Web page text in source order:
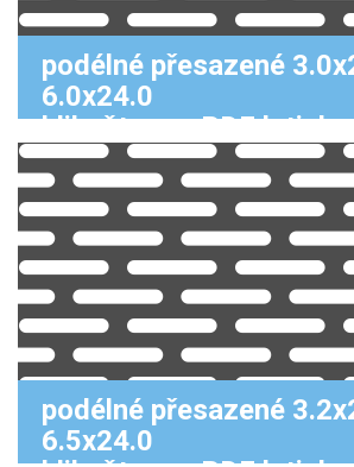
podélné přesazené
6.0x24.0
klikněte pro PDF k
podélné přesazené
6.5x24.0